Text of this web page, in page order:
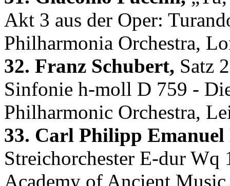
Akt 3 aus der Oper:
Philharmonia Orchestra,
32. Franz Schubert, Satz
Sinfonie h-moll D 759 -
Philharmonic Orchestra,
33. Carl Philipp Emanuel
Streichorchester E-dur
Academy of Ancient